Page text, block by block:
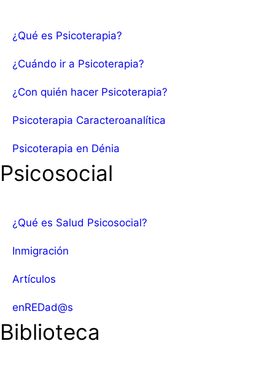
¿Qué es Psicoterapia?
¿Cuándo ir a Psicoterapia?
¿Con quién hacer Psicoterapia?
Psicoterapia Caracteroanalítica
Psicoterapia en Dénia
Psicosocial
¿Qué es Salud Psicosocial?
Inmigración
Artículos
enREDad@s
Biblioteca